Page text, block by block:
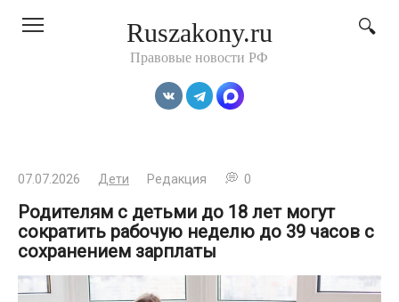
Ruszakony.ru
Правовые новости РФ
07.07.2026 Дети Редакция 0
Родителям с детьми до 18 лет могут
сократить рабочую неделю до 39 часов с
сохранением зарплаты